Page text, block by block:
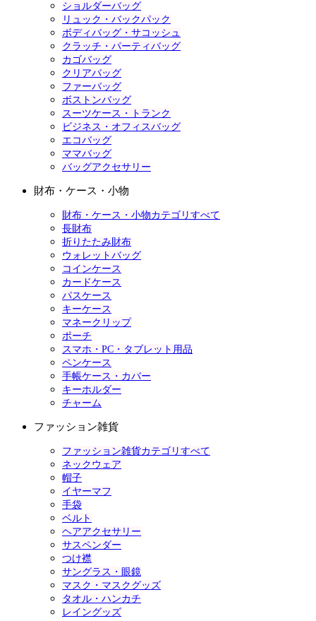
ショルダーバッグ
リュック・バックパック
ボディバッグ・サコッシュ
クラッチ・パーティバッグ
カゴバッグ
クリアバッグ
ファーバッグ
ボストンバッグ
スーツケース・トランク
ビジネス・オフィスバッグ
エコバッグ
ママバッグ
バッグアクセサリー
財布・ケース・小物
財布・ケース・小物カテゴリすべて
長財布
折りたたみ財布
ウォレットバッグ
コインケース
カードケース
パスケース
キーケース
マネークリップ
ポーチ
スマホ・PC・タブレット用品
ペンケース
手帳ケース・カバー
キーホルダー
チャーム
ファッション雑貨
ファッション雑貨カテゴリすべて
ネックウェア
帽子
イヤーマフ
手袋
ベルト
ヘアアクセサリー
サスペンダー
つけ襟
サングラス・眼鏡
マスク・マスクグッズ
タオル・ハンカチ
レイングッズ